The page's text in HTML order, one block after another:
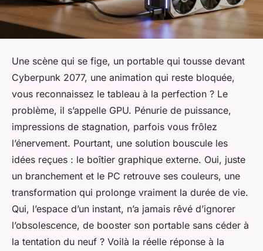
Une scène qui se fige, un portable qui tousse devant
Cyberpunk 2077, une animation qui reste bloquée,
vous reconnaissez le tableau à la perfection ? Le
problème, il s’appelle GPU. Pénurie de puissance,
impressions de stagnation, parfois vous frôlez
l’énervement. Pourtant, une solution bouscule les
idées reçues : le boîtier graphique externe. Oui, juste
un branchement et le PC retrouve ses couleurs, une
transformation qui prolonge vraiment la durée de vie.
Qui, l’espace d’un instant, n’a jamais rêvé d’ignorer
l’obsolescence, de booster son portable sans céder à
la tentation du neuf ? Voilà la réelle réponse à la